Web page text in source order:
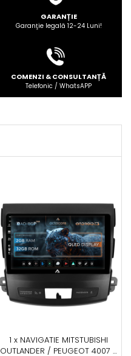
GARANȚIE
Garanţie legală 12-24 Luni!
COMENZI & CONSULTANȚĂ
Telefonic / WhatsAPP
1 x NAVIGATIE MITSTUBISHI
OUTLANDER / PEUGEOT 4007 /